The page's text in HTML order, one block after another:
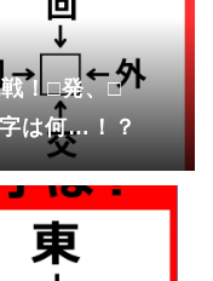
！□発、□
は何…！？